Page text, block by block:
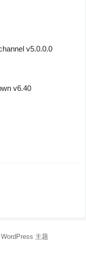
v5.0.0.0
v6.40
WordPress 主题